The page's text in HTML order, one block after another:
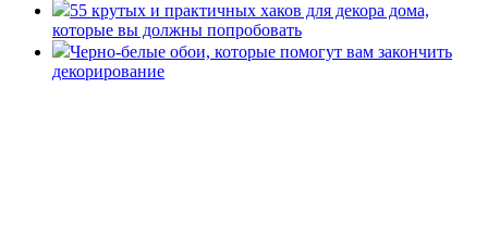
55 крутых и практичных хаков для декора дома,
которые вы должны попробовать
Черно-белые обои, которые помогут вам закончить
декорирование